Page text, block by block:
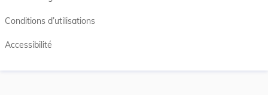
Conditions d’utilisations
Accessibilité